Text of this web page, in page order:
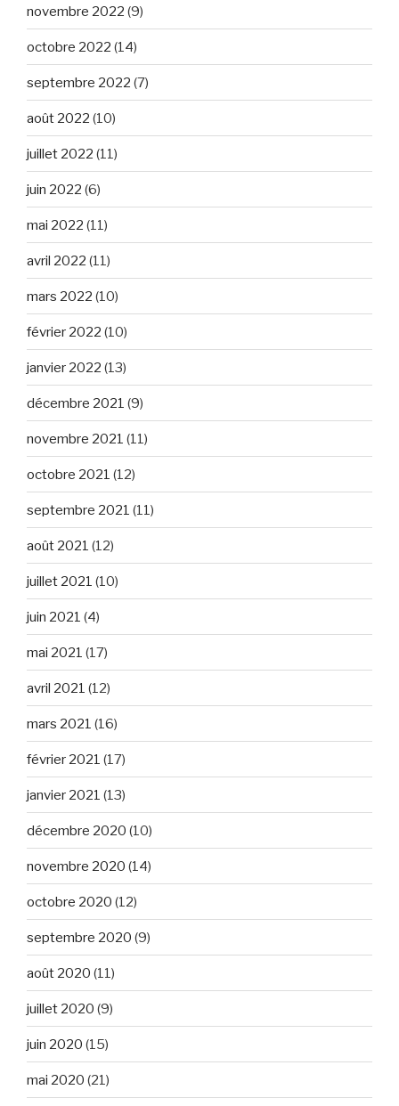
novembre 2022 (9)
octobre 2022 (14)
septembre 2022 (7)
août 2022 (10)
juillet 2022 (11)
juin 2022 (6)
mai 2022 (11)
avril 2022 (11)
mars 2022 (10)
février 2022 (10)
janvier 2022 (13)
décembre 2021 (9)
novembre 2021 (11)
octobre 2021 (12)
septembre 2021 (11)
août 2021 (12)
juillet 2021 (10)
juin 2021 (4)
mai 2021 (17)
avril 2021 (12)
mars 2021 (16)
février 2021 (17)
janvier 2021 (13)
décembre 2020 (10)
novembre 2020 (14)
octobre 2020 (12)
septembre 2020 (9)
août 2020 (11)
juillet 2020 (9)
juin 2020 (15)
mai 2020 (21)